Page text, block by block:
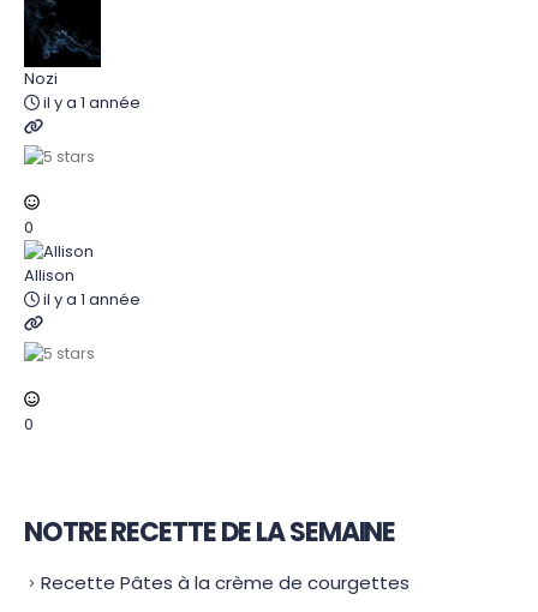
Nozi
il y a 1 année
0
Allison
il y a 1 année
0
NOTRE RECETTE DE LA SEMAINE
Recette Pâtes à la crème de courgettes